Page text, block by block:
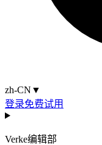
zh-CN ▼
登录免费试用
Verke编辑部